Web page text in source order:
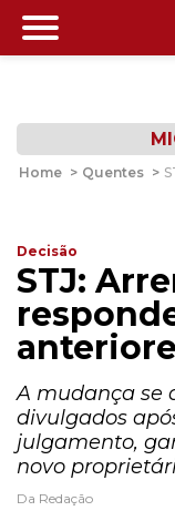
Home > Quentes >
Decisão
STJ:
A mudança se
divulgados
julgamento,
novo
Da Redação